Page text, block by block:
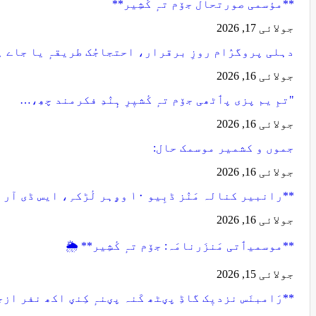
**مؤسمی صورتحال جۆم تہٕ کٔشِیر**
جولائی 17, 2026
دہلی پروگرٛام روزِ برقرار، احتجاجُک طریقہٕ یا جاے
جولائی 16, 2026
"تمِ یم پزی پٲٹھی جۆم تہٕ کٔشیٖرِ ہٕنٛدِ فکرمند چھِ،…
جولائی 16, 2026
جموں و کشمیر موسمک حال:
جولائی 16, 2026
**رانبیر کنالہ مَنٛز ڈبِیو ۱۰ وۄہر لٔڑکہِ، ایس ڈی آر ایفَن…
جولائی 16, 2026
**موسمیٲتی مَنزَرنامَہ: جۆم تہٕ کٔشِیر** 🌦️
جولائی 15, 2026
**رَامبنَس نزدیٖک گاڈِ پؠٹھ کَنہ پؠنہٕ کِنؠ اکھ نفر